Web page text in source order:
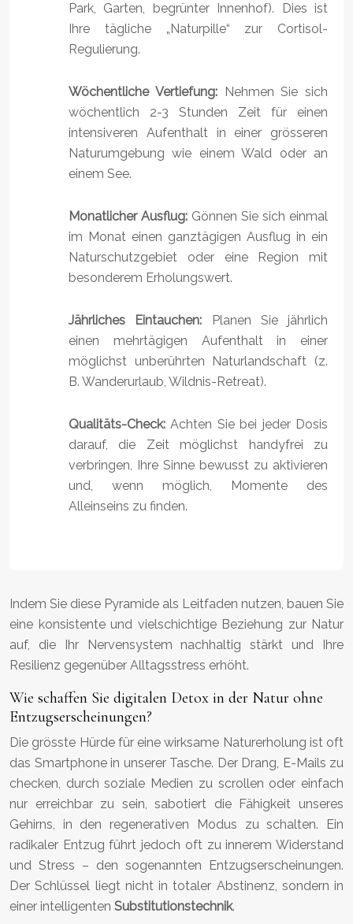
Park, Garten, begrünter Innenhof). Dies ist
Ihre tägliche „Naturpille“ zur Cortisol-
Regulierung.
Wöchentliche Vertiefung:Nehmen Sie sich
wöchentlich 2-3 Stunden Zeit für einen
intensiveren Aufenthalt in einer grösseren
Naturumgebung wie einem Wald oder an
einem See.
Monatlicher Ausflug: Gönnen Sie sich einmal
im Monat einen ganztägigen Ausflug in ein
Naturschutzgebiet oder eine Region mit
besonderem Erholungswert.
Jährliches Eintauchen: Planen Sie jährlich
einen mehrtägigen Aufenthalt in einer
möglichst unberührten Naturlandschaft (z.
B. Wanderurlaub, Wildnis-Retreat).
Qualitäts-Check: Achten Sie bei jeder Dosis
darauf, die Zeit möglichst handyfrei zu
verbringen, Ihre Sinne bewusst zu aktivieren
und, wenn möglich, Momente des
Alleinseins zu finden.
Indem Sie diese Pyramide als Leitfaden nutzen, bauen Sie
eine konsistente und vielschichtige Beziehung zur Natur
auf, die Ihr Nervensystem nachhaltig stärkt und Ihre
Resilienz gegenüber Alltagsstress erhöht.
Wie schaffen Sie digitalen Detox in der Natur ohne
Entzugserscheinungen?
Die grösste Hürde für eine wirksame Naturerholung ist oft
das Smartphone in unserer Tasche. Der Drang, E-Mails zu
checken, durch soziale Medien zu scrollen oder einfach
nur erreichbar zu sein, sabotiert die Fähigkeit unseres
Gehirns, in den regenerativen Modus zu schalten. Ein
radikaler Entzug führt jedoch oft zu innerem Widerstand
und Stress – den sogenannten Entzugserscheinungen.
Der Schlüssel liegt nicht in totaler Abstinenz, sondern in
einer intelligenten Substitutionstechnik.